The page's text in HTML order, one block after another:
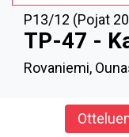
P13/12 (Pojat
TP-47 -
Rovaniemi,